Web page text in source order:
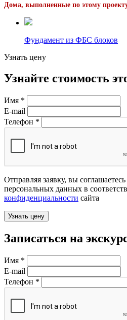
Дома, выполненные по этому
Фундамент из ФБС блоков
Узнать цену
Узнайте стоимость
Имя *
E-mail
Телефон *
Отправляя заявку, вы
персональных данных в
конфиденциальности сайта
Записаться на
Имя *
E-mail
Телефон *